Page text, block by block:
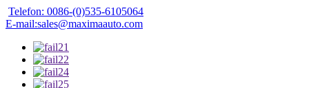
Telefon: 0086-(0)535-6105064
E-mail:sales@maximaauto.com